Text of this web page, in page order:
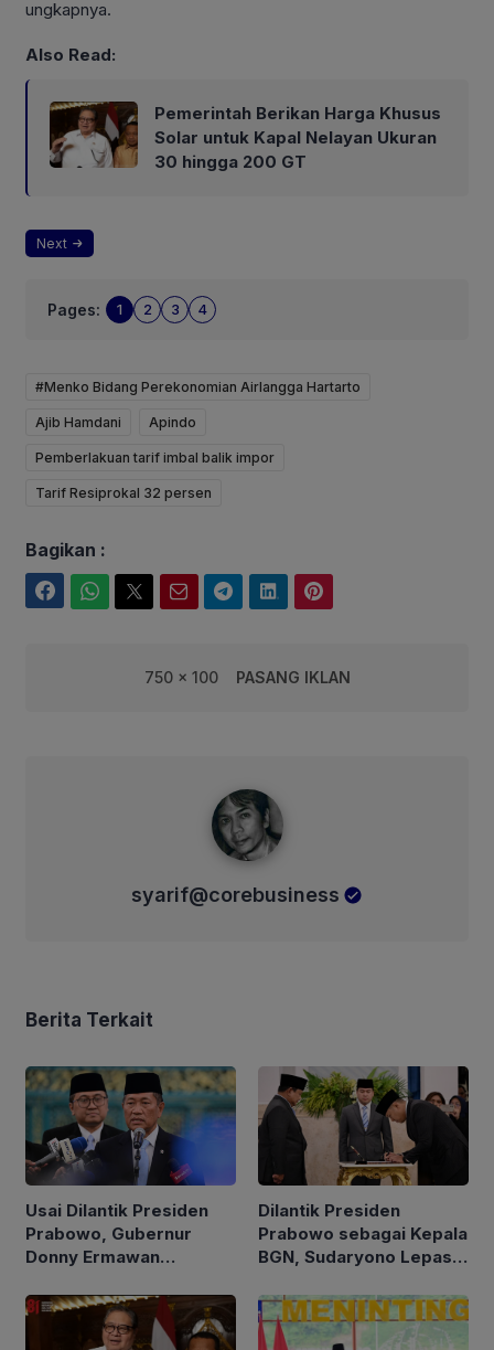
ungkapnya.
Also Read:
Pemerintah Berikan Harga Khusus
Solar untuk Kapal Nelayan Ukuran
30 hingga 200 GT
Next
Pages: 1 2 3 4
#Menko Bidang Perekonomian Airlangga Hartarto
Ajib Hamdani Apindo
Pemberlakuan tarif imbal balik impor
Tarif Resiprokal 32 persen
Bagikan :
750 x 100 PASANG IKLAN
syarif@corebusiness
Berita Terkait
Usai Dilantik Presiden
Prabowo, Gubernur
Donny Ermawan
Pembentukan URI
Dilantik Presiden
Prabowo sebagai Kepala
BGN, Sudaryono Lepas